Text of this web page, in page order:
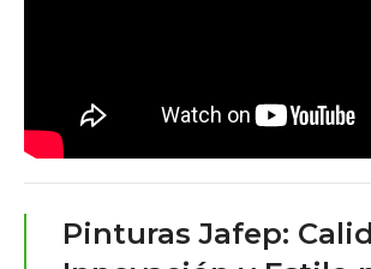
Pinturas Jafep: